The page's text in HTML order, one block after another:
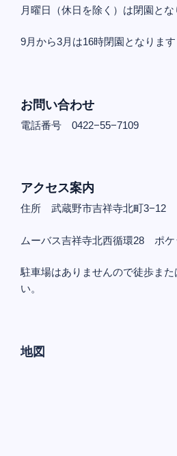
月曜日（休日を除く）は閉園とな
9月から3月は16時閉園となります
お問い合わせ
電話番号 0422−55−7109
アクセス案内
住所 武蔵野市吉祥寺北町3−12
ムーバス吉祥寺北西循環28 ポケ
駐車場はありませんので徒歩ま
い。
地図